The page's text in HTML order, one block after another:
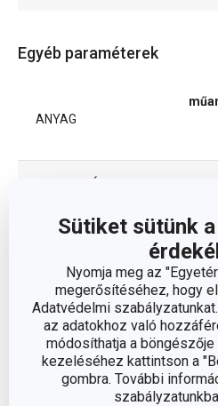
Sütiket sütünk
Nyomja meg az
megerősítéséhez, hogy
Adatvédelmi
az adatokhoz való
módosíthatja a
kezeléséhez kattintson a
gombra. További
Egyéb paraméterek
ANYAG
BESOROLÁS
FEDŐ
SÜTŐBE ALKALMAS
TERMÉKCSALÁD